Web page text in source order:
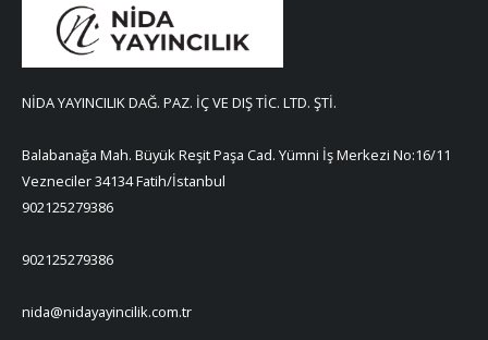
NİDA YAYINCILIK DAĞ. PAZ. İÇ VE DIŞ TİC. LTD. ŞTİ.
Balabanağa Mah. Büyük Reşit Paşa Cad. Yümni İş Merkezi No:16/11
Vezneciler 34134 Fatih/İstanbul
902125279386
902125279386
nida@nidayayincilik.com.tr